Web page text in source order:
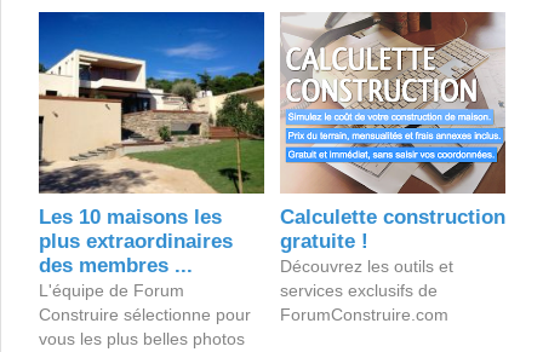
Les 10 maisons les
plus extraordinaires
des membres ...
L'équipe de Forum
Construire sélectionne pour
vous les plus belles photos
Calculette construction
gratuite !
Découvrez les outils et
services exclusifs de
ForumConstruire.com